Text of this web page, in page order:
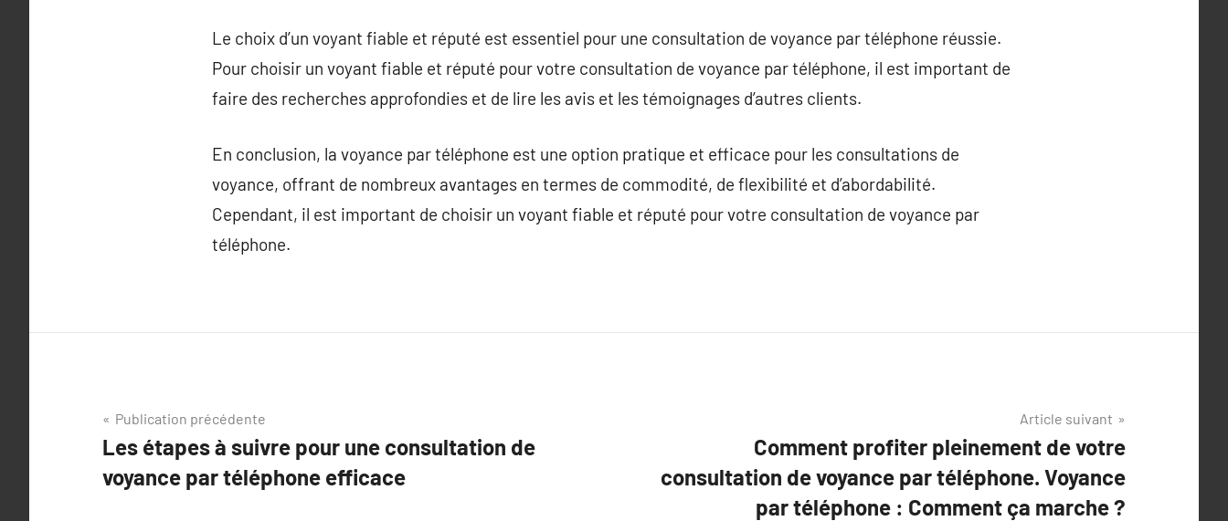
Le choix d’un voyant fiable et réputé est essentiel pour une consultation de voyance par téléphone réussie.
Pour choisir un voyant fiable et réputé pour votre consultation de voyance par téléphone, il est important de
faire des recherches approfondies et de lire les avis et les témoignages d’autres clients.
En conclusion, la voyance par téléphone est une option pratique et efficace pour les consultations de
voyance, offrant de nombreux avantages en termes de commodité, de flexibilité et d’abordabilité.
Cependant, il est important de choisir un voyant fiable et réputé pour votre consultation de voyance par
téléphone.
Navigation
de
l’article
Publication précédente
Les étapes à suivre pour une consultation de
voyance par téléphone efficace
Article suivant
Comment profiter pleinement de votre
consultation de voyance par téléphone. Voyance
par téléphone : Comment ça marche ?